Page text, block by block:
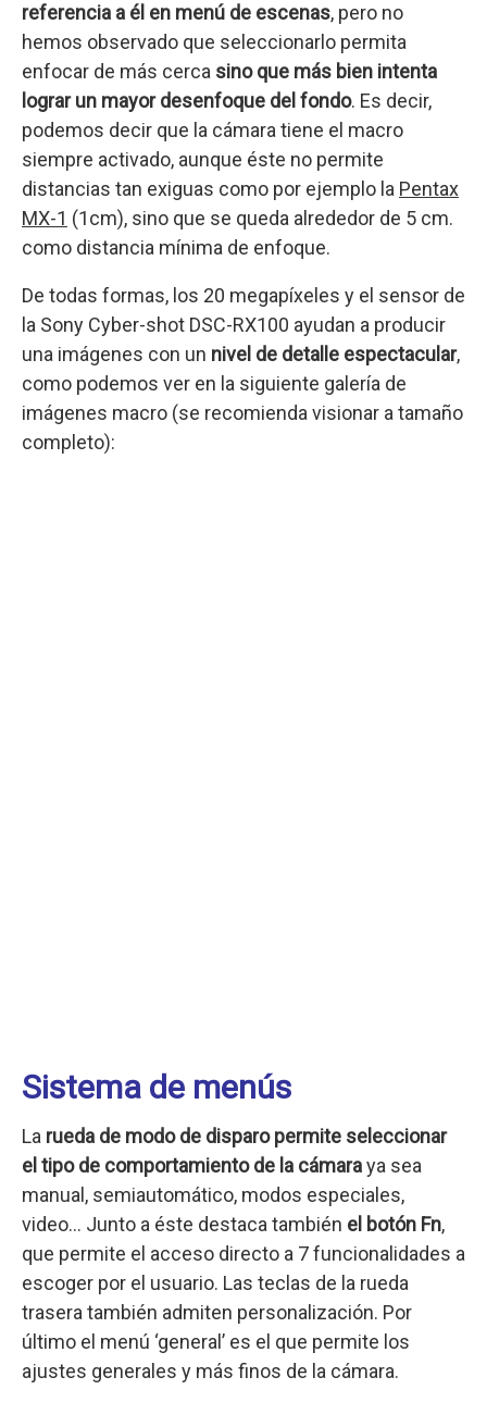
referencia a él en menú de escenas, pero no
hemos observado que seleccionarlo permita
enfocar de más cerca sino que más bien intenta
lograr un mayor desenfoque del fondo. Es decir,
podemos decir que la cámara tiene el macro
siempre activado, aunque éste no permite
distancias tan exiguas como por ejemplo la Pentax
MX-1 (1cm), sino que se queda alrededor de 5 cm.
como distancia mínima de enfoque.
De todas formas, los 20 megapíxeles y el sensor de
la Sony Cyber-shot DSC-RX100 ayudan a producir
una imágenes con un nivel de detalle espectacular,
como podemos ver en la siguiente galería de
imágenes macro (se recomienda visionar a tamaño
completo):
Sistema de menús
La rueda de modo de disparo permite seleccionar
el tipo de comportamiento de la cámaraya sea
manual, semiautomático, modos especiales,
video… Junto a éste destaca también el botón Fn,
que permite el acceso directo a 7 funcionalidades a
escoger por el usuario. Las teclas de la rueda
trasera también admiten personalización. Por
último el menú ‘general’ es el que permite los
ajustes generales y más finos de la cámara.